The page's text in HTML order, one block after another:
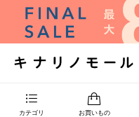
カテゴリ お買いもの